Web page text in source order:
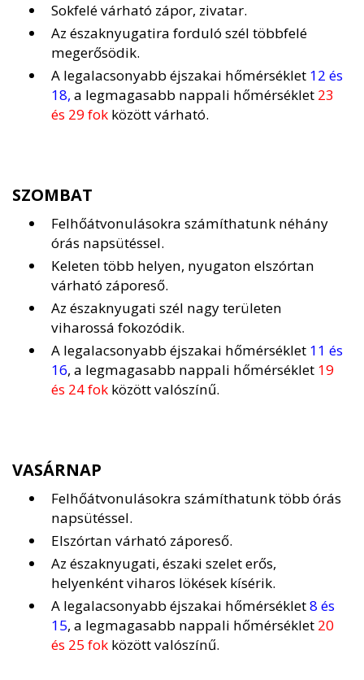
Sokfelé várható zápor, zivatar.
Az északnyugatira forduló szél többfelé
megerősödik.
A legalacsonyabb éjszakai hőmérséklet 12 és
18, a legmagasabb nappali hőmérséklet 23
és 29 fok között várható.
SZOMBAT
Felhőátvonulásokra számíthatunk néhány
órás napsütéssel.
Keleten több helyen, nyugaton elszórtan
várható záporeső.
Az északnyugati szél nagy területen
viharossá fokozódik.
A legalacsonyabb éjszakai hőmérséklet 11 és
16, a legmagasabb nappali hőmérséklet 19
és 24 fok között valószínű.
VASÁRNAP
Felhőátvonulásokra számíthatunk több órás
napsütéssel.
Elszórtan várható záporeső.
Az északnyugati, északi szelet erős,
helyenként viharos lökések kísérik.
A legalacsonyabb éjszakai hőmérséklet8 és
15, a legmagasabb nappali hőmérséklet 20
és 25 fok között valószínű.